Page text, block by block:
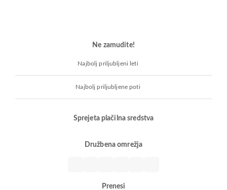
Ne zamudite!
Najbolj priljubljeni leti
Najbolj priljubljene poti
Sprejeta plačilna sredstva
Družbena omrežja
Prenesi